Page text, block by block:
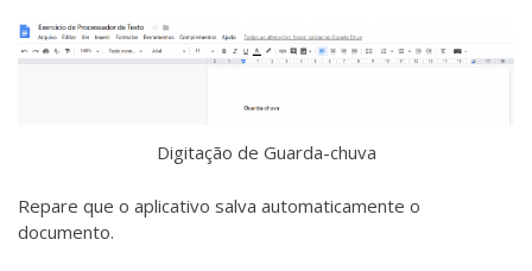
Digitação de Guarda-chuva
Repare que o aplicativo salva automaticamente o
documento.